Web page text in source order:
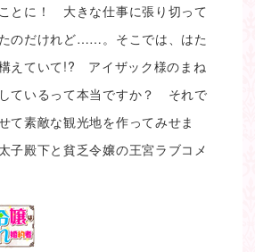
とに！ 大きな仕事に張り切って
のだけれど……。そこでは、はた
えていて!? アイザック様のまね
ているって本当ですか？ それで
て素敵な観光地を作ってみせま
殿下と貧乏令嬢の王宮ラブコメ